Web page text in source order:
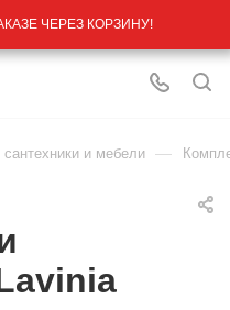
ЧЕРЕЗ КОРЗИНУ!
и мебели —